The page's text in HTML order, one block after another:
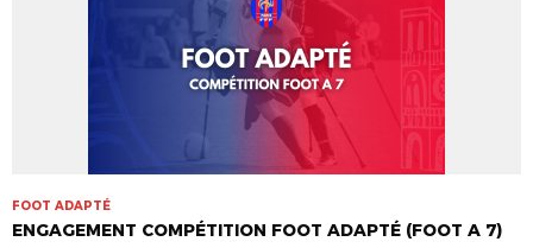
FOOT ADAPTÉ
ENGAGEMENT COMPÉTITION FOOT ADAPTÉ (FOOT A 7)